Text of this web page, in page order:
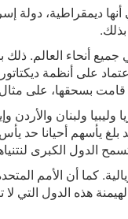
ديمقراطية، دولة
أنحاء العالم.
على أنظمة
قامت بسحقها، على
ولبنان والأردن
بلغ يأسهم أحيانا حد
الكبرى لنتنياهو
كما أن الأمم
هذه الدول التي لا